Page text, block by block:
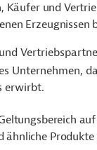
Käufer und
Erzeugnissen
Unternehmen,
erwirbt.
auf